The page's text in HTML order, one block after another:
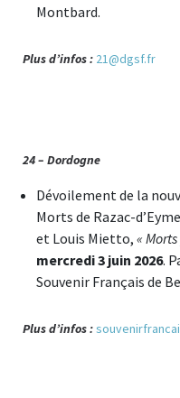
Montbard.
Plus d’infos : 21@dgsf.fr
24 – Dordogne
Dévoilement de la
Morts de Razac-
et Louis Mietto, «
mercredi 3 juin 2026.
Souvenir Français de
Plus d’infos :